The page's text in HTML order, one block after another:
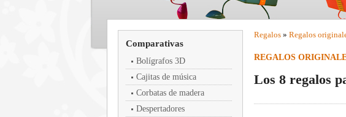
Comparativas
Bolígrafos 3D
Cajitas de música
Corbatas de madera
Despertadores
Regalos » Regalos
REGALOS
Los 8 regalos